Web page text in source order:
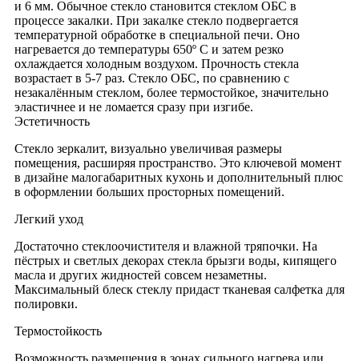
и 6 мм. Обычное стекло становится стеклом ОБС в
процессе закалки. При закалке стекло подвергается
температурной обработке в специальной печи. Оно
нагревается до температуры 650º С и затем резко
охлаждается холодным воздухом. Прочность стекла
возрастает в 5-7 раз. Стекло ОБС, по сравнению с
незакалённым стеклом, более термостойкое, значительно
эластичнее и не ломается сразу при изгибе.
Эстетичность
Стекло зеркалит, визуально увеличивая размеры
помещения, расширяя пространство. Это ключевой момент
в дизайне малогабаритных кухонь и дополнительный плюс
в оформлении больших просторных помещений.
Легкий уход
Достаточно стеклоочистителя и влажной тряпочки. На
пёстрых и светлых декорах стекла брызги воды, кипящего
масла и других жидностей совсем незаметны.
Максимальный блеск стеклу придаст тканевая салфетка для
полировки.
Термостойкость